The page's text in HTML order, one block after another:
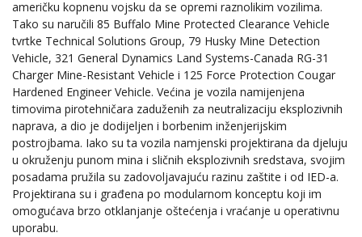
američku kopnenu vojsku da se opremi raznolikim vozilima.
Tako su naručili 85 Buffalo Mine Protected Clearance Vehicle
tvrtke Technical Solutions Group, 79 Husky Mine Detection
Vehicle, 321 General Dynamics Land Systems-Canada RG-31
Charger Mine-Resistant Vehicle i 125 Force Protection Cougar
Hardened Engineer Vehicle. Većina je vozila namijenjena
timovima pirotehničara zaduženih za neutralizaciju eksplozivnih
naprava, a dio je dodijeljen i borbenim inženjerijskim
postrojbama. Iako su ta vozila namjenski projektirana da djeluju
u okruženju punom mina i sličnih eksplozivnih sredstava, svojim
posadama pružila su zadovoljavajuću razinu zaštite i od IED-a.
Projektirana su i građena po modularnom konceptu koji im
omogućava brzo otklanjanje oštećenja i vraćanje u operativnu
uporabu.